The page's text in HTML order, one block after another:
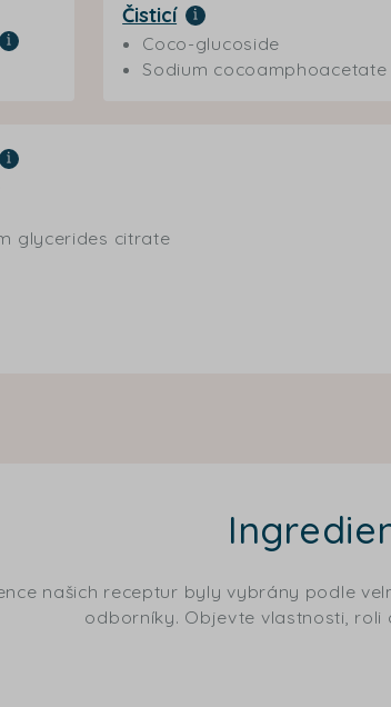
Čisticí
Coco-glucoside
Sodium cocoamphoacetate
glycerides citrate
našich receptur byly vybrány podle
odborníky. Objevte vlastnosti, roli